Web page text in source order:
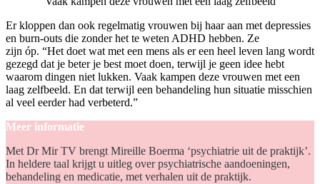
Er kloppen dan ook regelmatig vrouwen bij haar aan met depressies
en burn-outs die zonder het te weten ADHD hebben. Ze
zijn óp. “Het doet wat met een mens als er een heel leven lang wordt
gezegd dat je beter je best moet doen, terwijl je geen idee hebt
waarom dingen niet lukken. Vaak kampen deze vrouwen met een
laag zelfbeeld. En dat terwijl een behandeling hun situatie misschien
al veel eerder had verbeterd.”
Meer informatie
Met Dr Mir TV brengt Mireille Boerma ‘psychiatrie uit de praktijk’.
In heldere taal krijgt u uitleg over psychiatrische aandoeningen,
behandeling en medicatie, met verhalen uit de praktijk.